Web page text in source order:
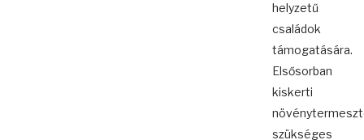
helyzetű
családok
támogatására.
Elsősorban
kiskerti
szükséges